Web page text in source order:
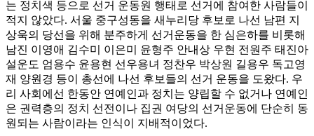
는 정치색 등으로 선거 운동원 행태로 선거에 참여한 사람들이
적지 않았다. 서울 중구성동을 새누리당 후보로 나선 남편 지
상욱의 당선을 위해 분주하게 선거운동을 한 심은하를 비롯해
남진 이영애 김수미 이은미 윤형주 안내상 우현 전원주 태진아
설운도 엄용수 윤용현 선우용녀 정찬우 박상원 길용우 독고영
재 양원경 등이 총선에 나선 후보들의 선거 운동을 도왔다. 우
리 사회에선 한동안 연예인과 정치는 양립할 수 없거나 연예인
은 권력층의 정치 선전이나 집권 여당의 선거운동에 단순히 동
원되는 사람이라는 인식이 지배적이었다.